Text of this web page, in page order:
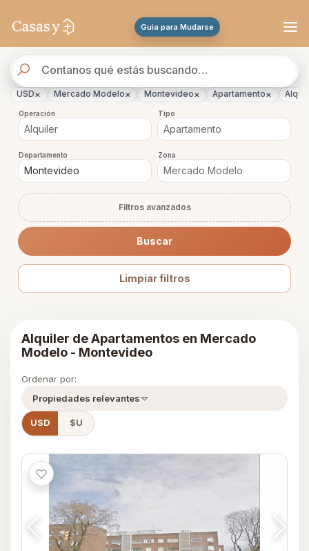
Guia para Mudarse
de
propiedades
USD× Mercado Modelo× Montevideo× Apartamento×
Operación Tipo
Departamento Zona
Filtros avanzados
Buscar
Limpiar filtros
Alquiler de Apartamentos en Mercado
Modelo - Montevideo
Ordenar por:
Propiedades relevantes
USD $U